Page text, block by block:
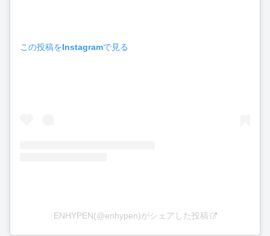
この投稿をInstagramで見る
ENHYPEN(@enhypen)がシェアした投稿